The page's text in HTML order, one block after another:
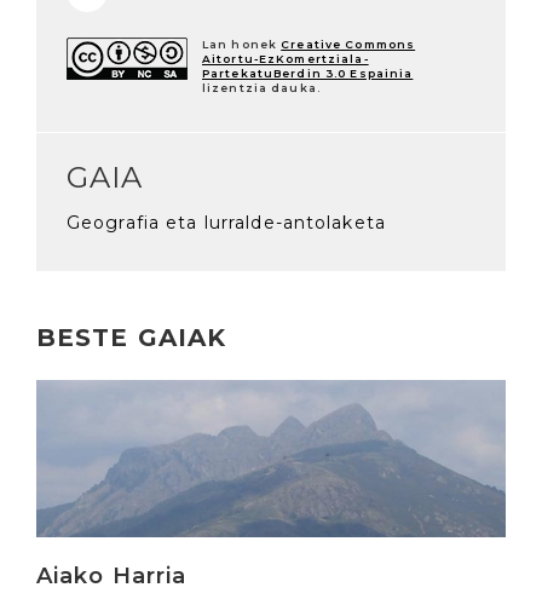
Lan honek Creative Commons
Aitortu-EzKomertziala-
PartekatuBerdin 3.0 Espainia
lizentzia dauka.
GAIA
Geografia eta lurralde-antolaketa
BESTE GAIAK
Aiako Harria